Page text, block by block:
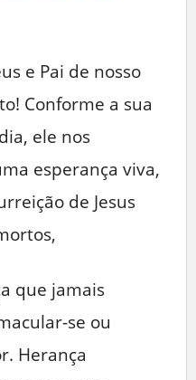
e Pai de nosso
Conforme a sua
ele nos
esperança viva,
de Jesus
que jamais
se ou
Herança